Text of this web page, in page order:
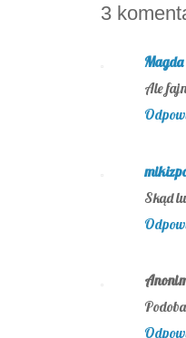
3
Magda
Ale
Skąd